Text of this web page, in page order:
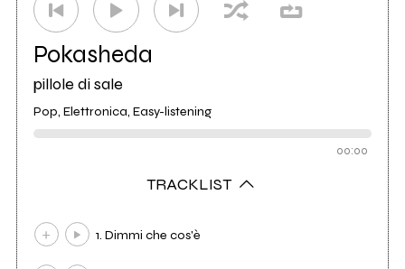
Pokasheda
pillole di sale
Pop, Elettronica, Easy-listening
00:00
TRACKLIST
1. Dimmi che cos'è